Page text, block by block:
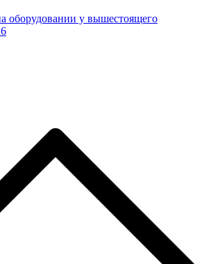
оборудовании у вышестоящего